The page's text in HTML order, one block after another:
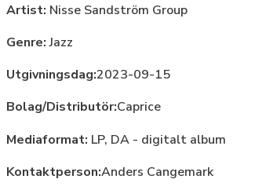
Artist: Nisse Sandström Group
Genre:Jazz
Utgivningsdag:2023-09-15
Bolag/Distributör:Caprice
Mediaformat: LP, DA - digitalt album
Kontaktperson:Anders Cangemark